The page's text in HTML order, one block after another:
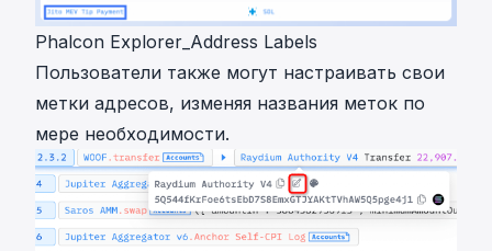
Phalcon Explorer_Address Labels
Пользователи также могут настраивать свои
метки адресов, изменяя названия меток по
мере необходимости.